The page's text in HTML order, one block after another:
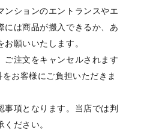
ンションのエントランスやエ
には商品が搬入できるか、あ
願いいたします。
ご注文をキャンセルされます
お客様にご負担いただきま
事項となります。当店では判
ださい。